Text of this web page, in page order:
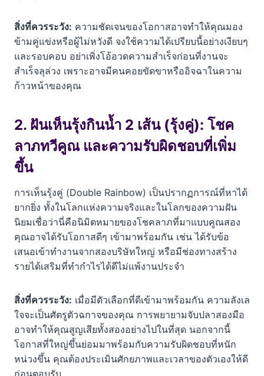
สิ่งที่ควรระวัง: ความชัดเจนของโอกาสอาจทำให้คุณมอง
ข้ามคู่แข่งหรือผู้ไม่หวังดี จงใช้ความได้เปรียบนี้อย่างเงียบๆ
และรอบคอบ อย่าเพิ่งโอ้อวดความสำเร็จก่อนที่งานจะ
สำเร็จลุล่วง เพราะอาจมีคนคอยขัดขาหรืออิจฉาในความ
ก้าวหน้าของคุณ
2. ฝันเห็นรุ้งกินน้ำ 2 เส้น (รุ้งคู่): โชค
ลาภทวีคูณ และความรับผิดชอบที่เพิ่ม
ขึ้น
การเห็นรุ้งคู่ (Double Rainbow) เป็นปรากฏการณ์ที่หาได้
ยากยิ่ง ทั้งในโลกแห่งความจริงและในโลกของความฝัน
นิยมเชื่อว่านี่คือนิมิตหมายของโชคลาภที่มาแบบคูณสอง
คุณอาจได้รับโอกาสดีๆ เข้ามาพร้อมกัน เช่น ได้รับข้อ
เสนอเข้าทำงานจากสองบริษัทใหญ่ หรือมีช่องทางสร้าง
รายได้เสริมที่ทำกำไรได้ดีไม่แพ้งานประจำ
สิ่งที่ควรระวัง: เมื่อมีตัวเลือกที่ดีเข้ามาพร้อมกัน ความลังเล
ใจจะเป็นศัตรูตัวฉกาจของคุณ การพยายามจับปลาสองมือ
อาจทำให้คุณสูญเสียทั้งสองอย่างไปในที่สุด นอกจากนี้
โอกาสที่ใหญ่ขึ้นย่อมมาพร้อมกับความรับผิดชอบที่หนัก
หน่วงขึ้น คุณต้องประเมินศักยภาพและเวลาของตัวเองให้ดี